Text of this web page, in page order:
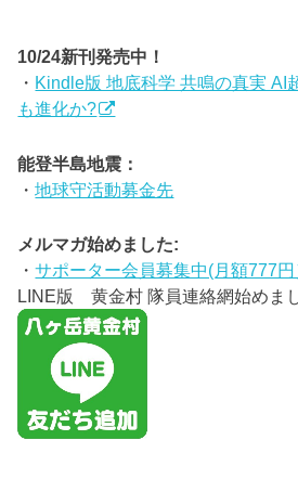
10/24新刊発売中！
・ Kindle版 地底科学 共鳴の真実 AI
も進化か?
能登半島地震：
・地球守活動募金先
メルマガ始めました:
・サポーター会員募集中(月額777円
LINE版 黄金村 隊員連絡網始めま